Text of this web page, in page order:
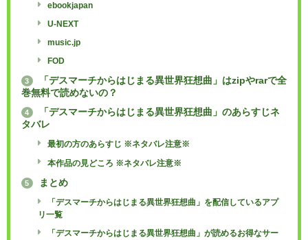
ebookjapan
U-NEXT
music.jp
FOD
3
「デスマーチからはじまる異世界狂想曲」はzipやrarで全
巻無料で読めないの？
4
「デスマーチからはじまる異世界狂想曲」のあらすじネ
タバレ
最初の方のあらすじ ※ネタバレ注意※
本作品の見どころ ※ネタバレ注意※
5 まとめ
「デスマーチからはじまる異世界狂想曲」を配信しているアプ
リ一覧
「デスマーチからはじまる異世界狂想曲」が読めるお得なサー